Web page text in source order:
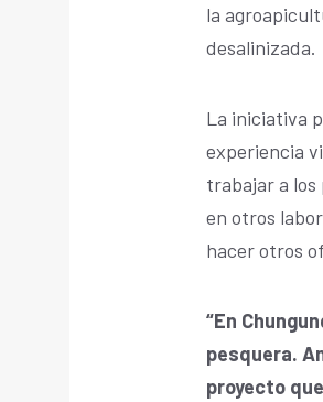
la
desalinizada.
La iniciativa
experiencia
trabajar a los
en otros
hacer otros
“En
pesquera.
proyecto